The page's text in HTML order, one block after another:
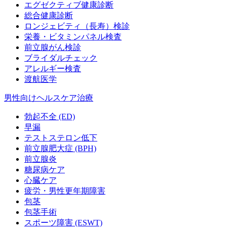
エグゼクティブ健康診断
総合健康診断
ロンジェビティ（長寿）検診
栄養・ビタミンパネル検査
前立腺がん検診
ブライダルチェック
アレルギー検査
渡航医学
男性向けヘルスケア治療
勃起不全 (ED)
早漏
テストステロン低下
前立腺肥大症 (BPH)
前立腺炎
糖尿病ケア
心臓ケア
疲労・男性更年期障害
包茎
包茎手術
スポーツ障害 (ESWT)